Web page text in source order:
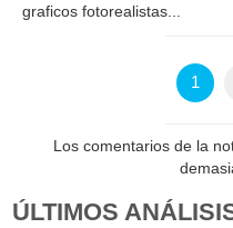
graficos fotorealistas...
1
Los comentarios de la
ÚLTIMOS